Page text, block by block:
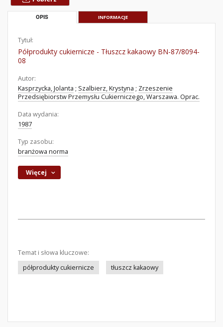
OPIS INFORMACJE
Tytuł:
Półprodukty cukiernicze - Tłuszcz kakaowy BN-87/8094-
08
Autor:
Kasprzycka, Jolanta ; Szalbierz, Krystyna ; Zrzeszenie
Przedsiębiorstw Przemysłu Cukierniczego, Warszawa. Oprac.
Data wydania:
1987
Typ zasobu:
branżowa norma
Więcej
Temat i słowa kluczowe:
półprodukty cukiernicze
tłuszcz kakaowy